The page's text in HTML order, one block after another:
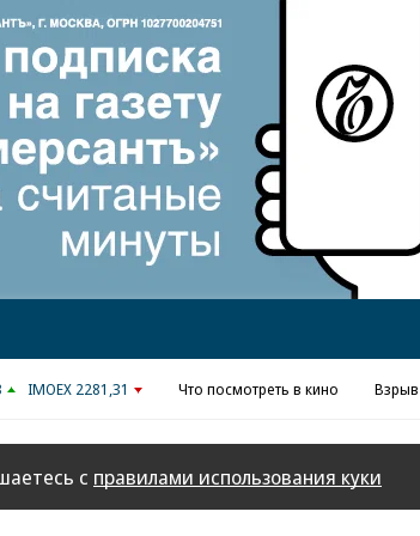
Реклама в «Ъ»
IMOEX 2281,31 Что посмотреть в кино Взрыв
с правилами использования куки